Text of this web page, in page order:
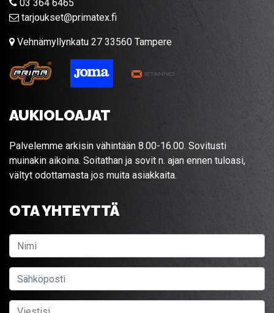
03 364 6465
tarjoukset@primatex.fi
Vehnämyllynkatu 27 33560 Tampere
AUKIOLOAJAT
Palvelemme arkisin vähintään 8.00-16.00. Sovitusti
muinakin aikoina. Soitathan ja sovit n. ajan ennen tuloasi,
vältyt odottamasta jos muita asiakkaita.
OTA YHTEYTTÄ